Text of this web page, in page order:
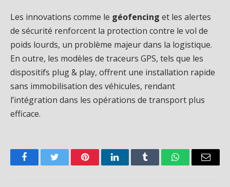
Les innovations comme le géofencing et les alertes
de sécurité renforcent la protection contre le vol de
poids lourds, un problème majeur dans la logistique.
En outre, les modèles de traceurs GPS, tels que les
dispositifs plug & play, offrent une installation rapide
sans immobilisation des véhicules, rendant
l’intégration dans les opérations de transport plus
efficace.
FacebookTwitter PinterestLinkedInTumblr WhatsAppEmail